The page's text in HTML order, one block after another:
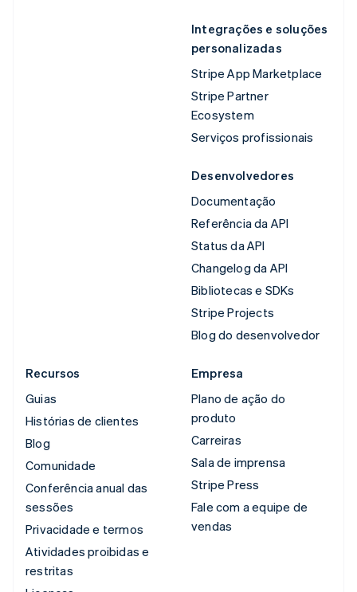
Integrações e soluções
personalizadas
Stripe App Marketplace
Stripe Partner
Ecosystem
Serviços profissionais
Desenvolvedores
Documentação
Referência da API
Status da API
Changelog da API
Bibliotecas e SDKs
Stripe Projects
Blog do desenvolvedor
Recursos
Guias
Histórias de clientes
Blog
Comunidade
Conferência anual das
sessões
Privacidade e termos
Atividades proibidas e
restritas
Empresa
Plano de ação do
produto
Carreiras
Sala de imprensa
Stripe Press
Fale com a equipe de
vendas